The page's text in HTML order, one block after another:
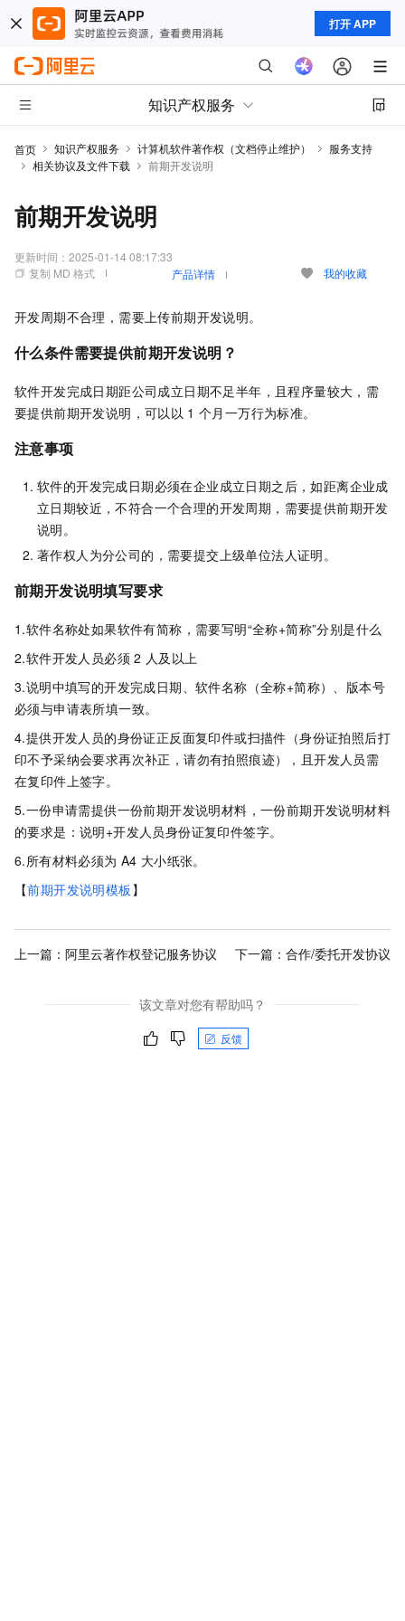
打开 APP
知识产权服务
首页 知识产权服务 计算机软件著作权（文档停止维护）
服务支持
相关协议及文件下载
前期开发说明
前期开发说明
更新时间： 2025-01-14 08:17:33
复制 MD 格式
产品详情 我的收藏
开发周期不合理，需要上传前期开发说明。
什么条件需要提供前期开发说明？
软件开发完成日期距公司成立日期不足半年，且程序量较大，需
要提供前期开发说明，可以以 1 个月一万行为标准。
注意事项
软件的开发完成日期必须在企业成立日期之后，如距离企业成
立日期较近，不符合一个合理的开发周期，需要提供前期开发
说明。
著作权人为分公司的，需要提交上级单位法人证明。
前期开发说明填写要求
1.软件名称处如果软件有简称，需要写明“全称+简称”分别是什么
2.软件开发人员必须 2 人及以上
3.说明中填写的开发完成日期、软件名称（全称+简称）、版本号
必须与申请表所填一致。
4.提供开发人员的身份证正反面复印件或扫描件（身份证拍照后打
印不予采纳会要求再次补正，请勿有拍照痕迹），且开发人员需
在复印件上签字。
5.一份申请需提供一份前期开发说明材料，一份前期开发说明材料
的要求是：说明+开发人员身份证复印件签字。
6.所有材料必须为 A4 大小纸张。
【前期开发说明模板 】
上一篇： 阿里云著作权登记服务协议 下一篇： 合作/委托开发协议
该文章对您有帮助吗？
反馈